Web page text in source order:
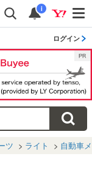
i
ログイン
ツ ライト 自動車